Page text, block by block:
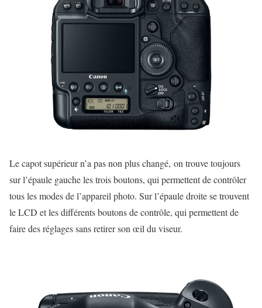
Le capot supérieur n’a pas non plus changé, on trouve toujours
sur l’épaule gauche les trois boutons, qui permettent de contrôler
tous les modes de l’appareil photo. Sur l’épaule droite se trouvent
le LCD et les différents boutons de contrôle, qui permettent de
faire des réglages sans retirer son œil du viseur.